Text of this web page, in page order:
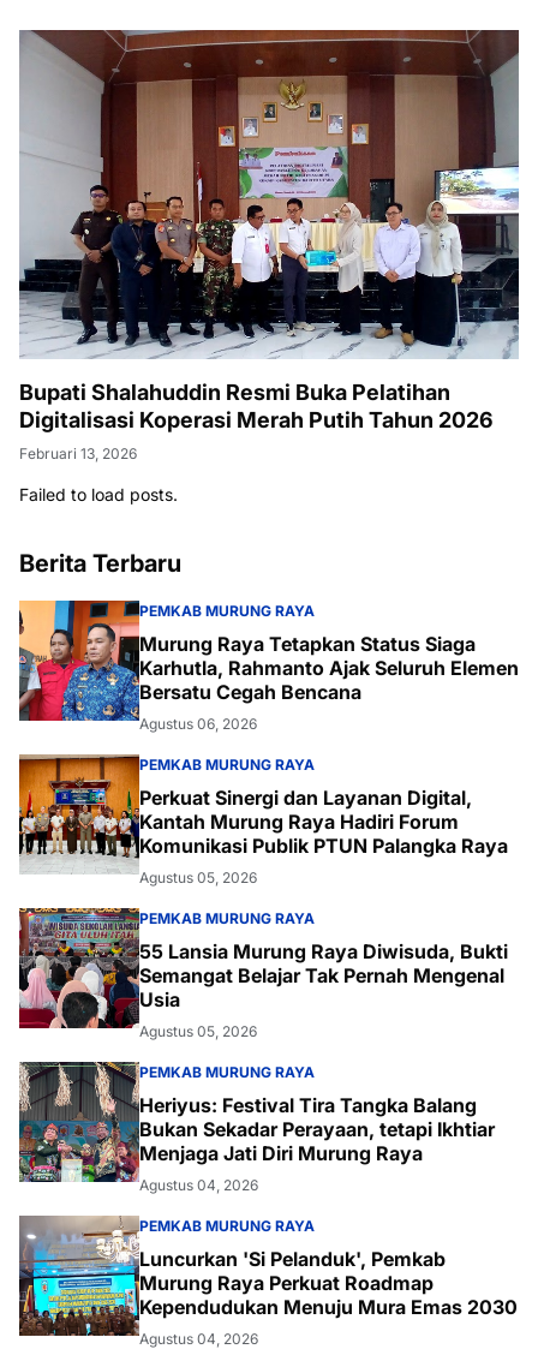
Bupati Shalahuddin Resmi Buka Pelatihan
Digitalisasi Koperasi Merah Putih Tahun 2026
Februari 13, 2026
Failed to load posts.
Berita Terbaru
PEMKAB MURUNG RAYA
Murung Raya Tetapkan Status Siaga
Karhutla, Rahmanto Ajak Seluruh Elemen
Bersatu Cegah Bencana
Agustus 06, 2026
PEMKAB MURUNG RAYA
Perkuat Sinergi dan Layanan Digital,
Kantah Murung Raya Hadiri Forum
Komunikasi Publik PTUN Palangka Raya
Agustus 05, 2026
PEMKAB MURUNG RAYA
55 Lansia Murung Raya Diwisuda, Bukti
Semangat Belajar Tak Pernah Mengenal
Usia
Agustus 05, 2026
PEMKAB MURUNG RAYA
Heriyus: Festival Tira Tangka Balang
Bukan Sekadar Perayaan, tetapi Ikhtiar
Menjaga Jati Diri Murung Raya
Agustus 04, 2026
PEMKAB MURUNG RAYA
Luncurkan 'Si Pelanduk', Pemkab
Murung Raya Perkuat Roadmap
Kependudukan Menuju Mura Emas 2030
Agustus 04, 2026